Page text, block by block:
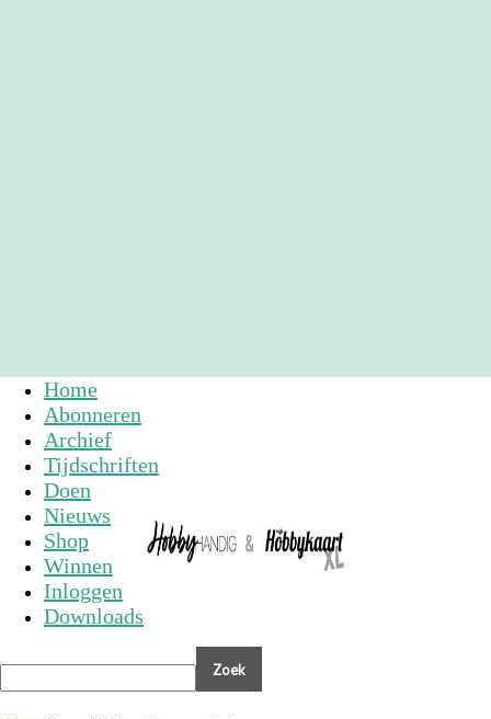
Home
Abonneren
Archief
Tijdschriften
Doen
Nieuws
Shop
Winnen
Inloggen
Downloads